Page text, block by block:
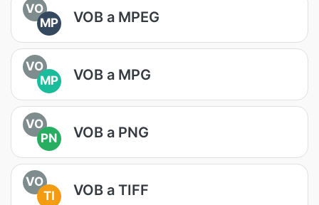
VO
MP
VOB a MPEG
VO
MP
VOB a MPG
VO
PN
VOB a PNG
VO
TI
VOB a TIFF